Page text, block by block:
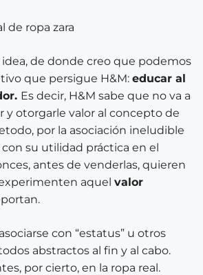
idea, de donde creo que podemos
que persigue H&M: educar al
Es decir, H&M sabe que no va a
y otorgarle valor al concepto de
por la asociación ineludible
su utilidad práctica en el
antes de venderlas, quieren
aquel valor
con “estatus” u otros
abstractos al fin y al cabo.
por cierto, en la ropa real.